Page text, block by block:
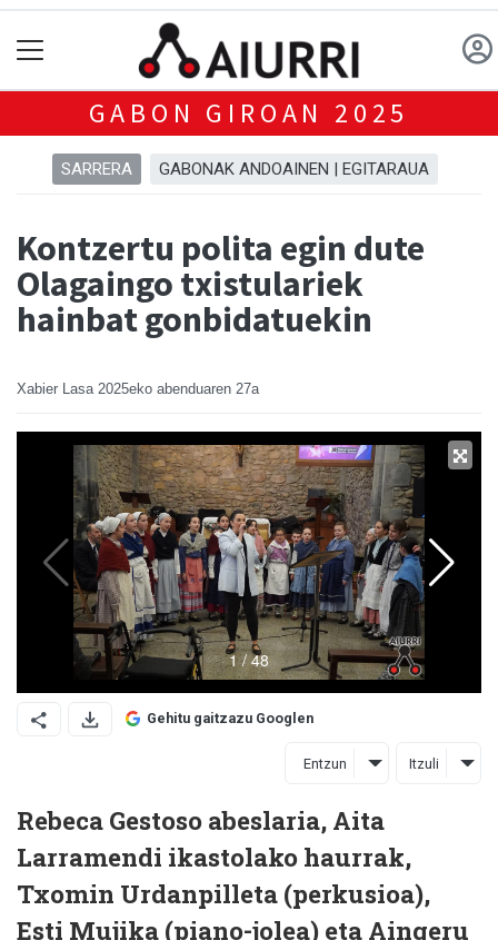
GABON GIROAN 2025
SARRERA GABONAK ANDOAINEN | EGITARAUA
Kontzertu polita egin dute
Olagaingo txistulariek
hainbat gonbidatuekin
Xabier Lasa 2025eko abenduaren 27a
Gehitu gaitzazu Googlen
Entzun Itzuli
Rebeca Gestoso abeslaria, Aita
Larramendi ikastolako haurrak,
Txomin Urdanpilleta (perkusioa),
Esti Mujika (piano-jolea) eta Aingeru